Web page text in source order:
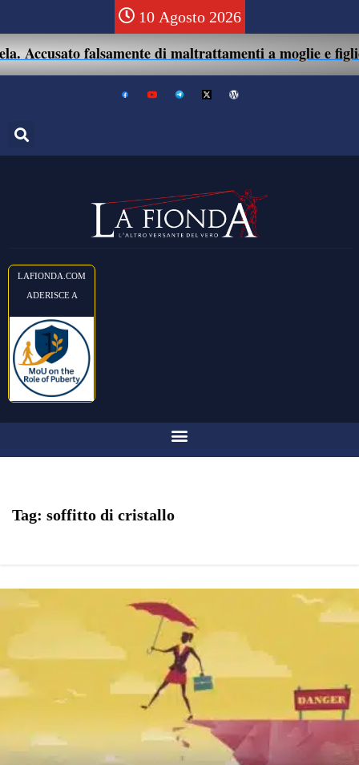
10 Agosto 2026
Accusato falsamente di maltrattamenti a moglie e figlio:
LAFIONDA.COM
ADERISCE A
Tag: soffitto di cristallo